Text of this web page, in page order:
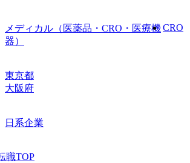
メディカル（医薬品・CRO・医療機
器）
CRO
東京都
大阪府
日系企業
職TOP